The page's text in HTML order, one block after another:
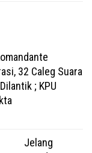
32 Caleg Suara
; KPU
Jelang